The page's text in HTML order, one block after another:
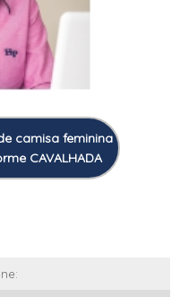
camisa feminina
CAVALHADA